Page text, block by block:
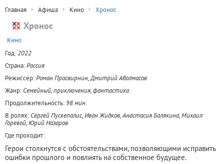
Главная Афиша Кино Хронос
Хронос
Кино
Год:2022
Страна:Россия
Режиссер:Роман Просвирнин, Дмитрий Аболмасов
Жанр: Семейный, приключения, фантастика
Продолжительность: 98 мин.
В ролях: Сергей Пускепалис, Иван Жидков, Анастасия Балякина, Михаил
Горевой, Юрий Назаров
Где проходит:
Герои столкнутся с обстоятельствами, позволяющими исправить
ошибки прошлого и повлиять на собственное будущее.